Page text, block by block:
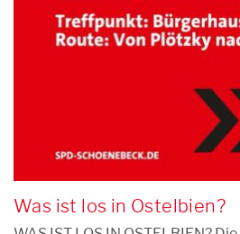
Was ist los in Ostelbien?